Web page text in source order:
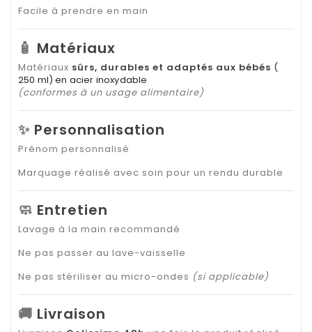
Facile à prendre en main
🧴 Matériaux
Matériaux sûrs, durables et adaptés aux bébés (
250 ml) en acier inoxydable
(conformes à un usage alimentaire)
✨ Personnalisation
Prénom personnalisé
Marquage réalisé avec soin pour un rendu durable
🧼 Entretien
Lavage à la main recommandé
Ne pas passer au lave-vaisselle
Ne pas stériliser au micro-ondes (si applicable)
🚚 Livraison